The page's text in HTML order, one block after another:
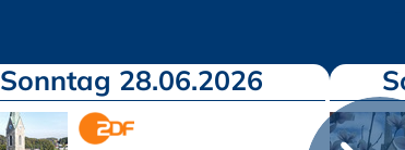
Sonntag 28.06.2026